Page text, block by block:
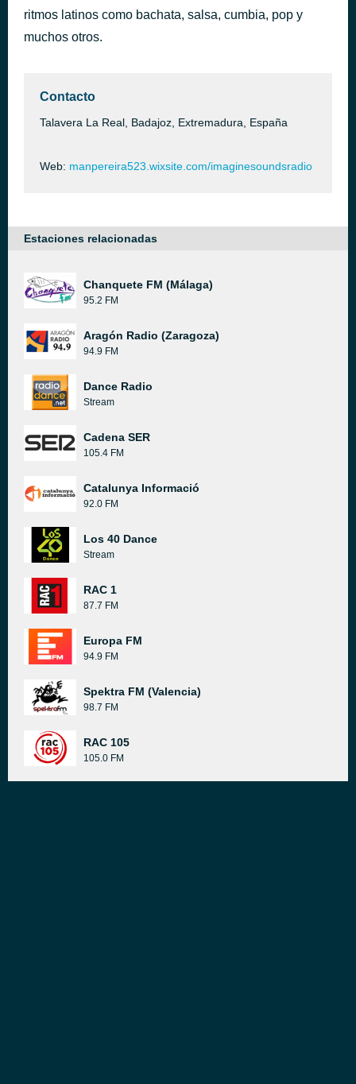
ritmos latinos como bachata, salsa, cumbia, pop y
muchos otros.
Contacto
Talavera La Real, Badajoz, Extremadura, España
Web: manpereira523.wixsite.com/imaginesoundsradio
Estaciones relacionadas
Chanquete FM (Málaga)
95.2 FM
Aragón Radio (Zaragoza)
94.9 FM
Dance Radio
Stream
Cadena SER
105.4 FM
Catalunya Informació
92.0 FM
Los 40 Dance
Stream
RAC 1
87.7 FM
Europa FM
94.9 FM
Spektra FM (Valencia)
98.7 FM
RAC 105
105.0 FM